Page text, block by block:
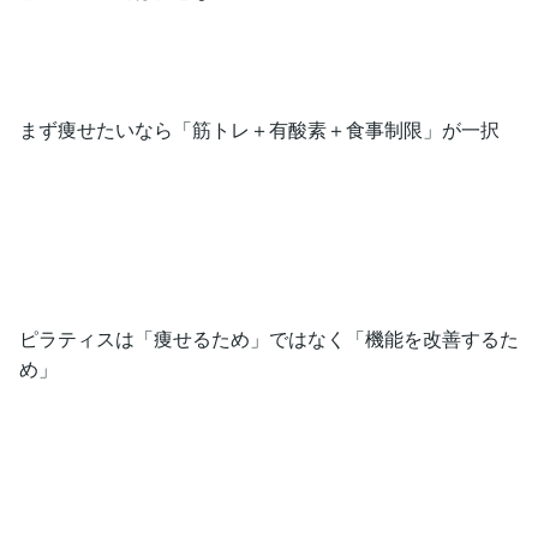
まず痩せたいなら「筋トレ＋有酸素＋食事制限」が一択
ピラティスは「痩せるため」ではなく「機能を改善するた
め」